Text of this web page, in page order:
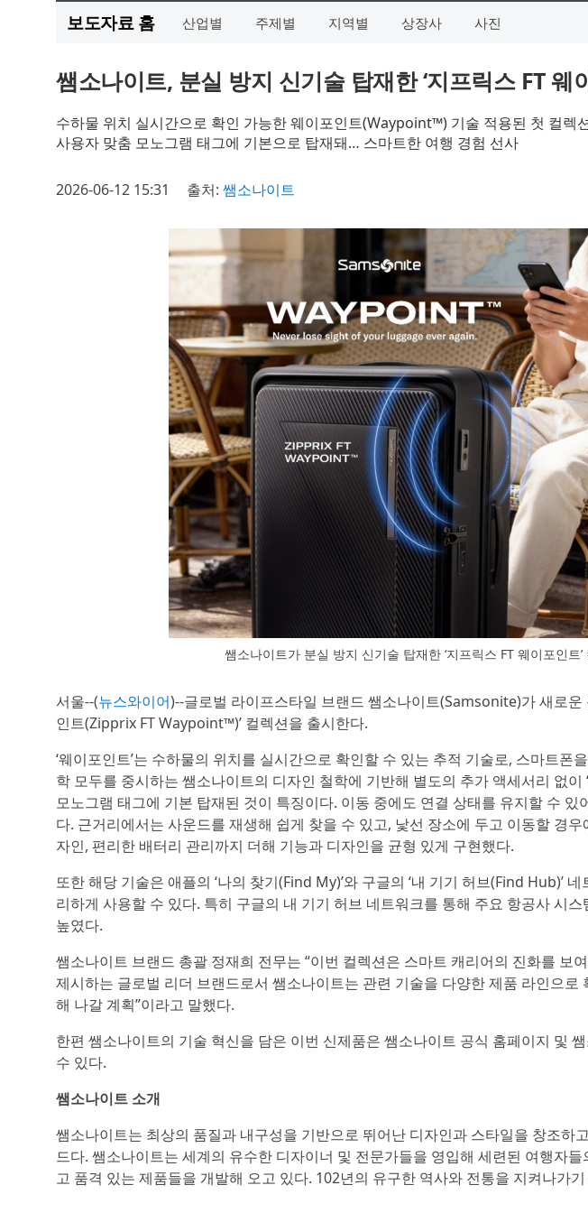
보도자료 홈 산업별 주제별 지역별 상장사 사진
쌤소나이트, 분실 방지 신기술 탑재한 ‘지프릭스 FT 웨
수하물 위치 실시간으로 확인 가능한 웨이포인트(Waypoint™) 기술 적용된 첫 컬렉
사용자 맞춤 모노그램 태그에 기본으로 탑재돼… 스마트한 여행 경험 선사
2026-06-12 15:31 출처: 쌤소나이트
쌤소나이트가 분실 방지 신기술 탑재한 ‘지프릭스 FT 웨이포인트
서울--(뉴스와이어)--글로벌 라이프스타일 브랜드 쌤소나이트(Samsonite)가 새로운
인트(Zipprix FT Waypoint™)’ 컬렉션을 출시한다.
‘웨이포인트’는 수하물의 위치를 실시간으로 확인할 수 있는 추적 기술로, 스마트폰
학 모두를 중시하는 쌤소나이트의 디자인 철학에 기반해 별도의 추가 액세서리 없이
모노그램 태그에 기본 탑재된 것이 특징이다. 이동 중에도 연결 상태를 유지할 수
다. 근거리에서는 사운드를 재생해 쉽게 찾을 수 있고, 낯선 장소에 두고 이동할 경
자인, 편리한 배터리 관리까지 더해 기능과 디자인을 균형 있게 구현했다.
또한 해당 기술은 애플의 ‘나의 찾기(Find My)’와 구글의 ‘내 기기 허브(Find Hub)’
리하게 사용할 수 있다. 특히 구글의 내 기기 허브 네트워크를 통해 주요 항공사 시
높였다.
쌤소나이트 브랜드 총괄 정재희 전무는 “이번 컬렉션은 스마트 캐리어의 진화를 보
제시하는 글로벌 리더 브랜드로서 쌤소나이트는 관련 기술을 다양한 제품 라인으
해 나갈 계획”이라고 말했다.
한편 쌤소나이트의 기술 혁신을 담은 이번 신제품은 쌤소나이트 공식 홈페이지 및
수 있다.
쌤소나이트 소개
쌤소나이트는 최상의 품질과 내구성을 기반으로 뛰어난 디자인과 스타일을 창조하
드다. 쌤소나이트는 세계의 유수한 디자이너 및 전문가들을 영입해 세련된 여행자
고 품격 있는 제품들을 개발해 오고 있다. 102년의 유구한 역사와 전통을 지켜나가